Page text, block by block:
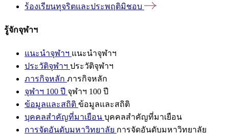
ร้องเรียนทุจริตและประพฤติมิชอบ
รู้จักจุฬาฯ
แนะนำจุฬาฯ แนะนำจุฬาฯ
ประวัติจุฬาฯ ประวัติจุฬาฯ
ภารกิจหลัก ภารกิจหลัก
จุฬาฯ 100 ปี จุฬาฯ 100 ปี
ข้อมูลและสถิติ ข้อมูลและสถิติ
บุคคลสำคัญที่มาเยือน บุคคลสำคัญที่มาเยือน
การจัดอันดับมหาวิทยาลัย การจัดอันดับมหาวิทยาลัย